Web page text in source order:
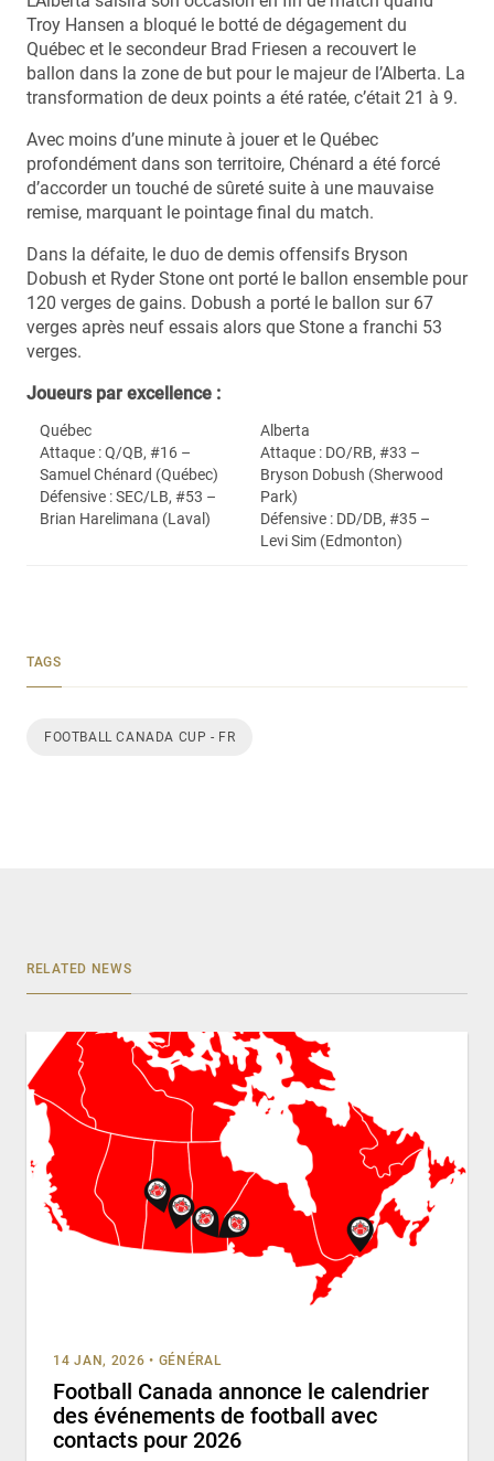
Troy Hansen a bloqué le botté de dégagement du
Québec et le secondeur Brad Friesen a recouvert le
ballon dans la zone de but pour le majeur de l’Alberta. La
transformation de deux points a été ratée, c’était 21 à 9.
Avec moins d’une minute à jouer et le Québec
profondément dans son territoire, Chénard a été forcé
d’accorder un touché de sûreté suite à une mauvaise
remise, marquant le pointage final du match.
Dans la défaite, le duo de demis offensifs Bryson
Dobush et Ryder Stone ont porté le ballon ensemble pour
120 verges de gains. Dobush a porté le ballon sur 67
verges après neuf essais alors que Stone a franchi 53
verges.
Joueurs par excellence :
Québec
Attaque : Q/QB, #16 –
Samuel Chénard (Québec)
Défensive : SEC/LB, #53 –
Brian Harelimana (Laval)
Alberta
Attaque : DO/RB, #33 –
Bryson Dobush (Sherwood
Park)
Défensive : DD/DB, #35 –
Levi Sim (Edmonton)
TAGS
FOOTBALL CANADA CUP - FR
RELATED NEWS
14 JAN, 2026 • GÉNÉRAL
Football Canada annonce le calendrier
des événements de football avec
contacts pour 2026